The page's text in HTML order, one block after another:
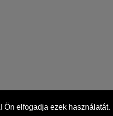
Ön elfogadja ezek használatát.
Impresszum